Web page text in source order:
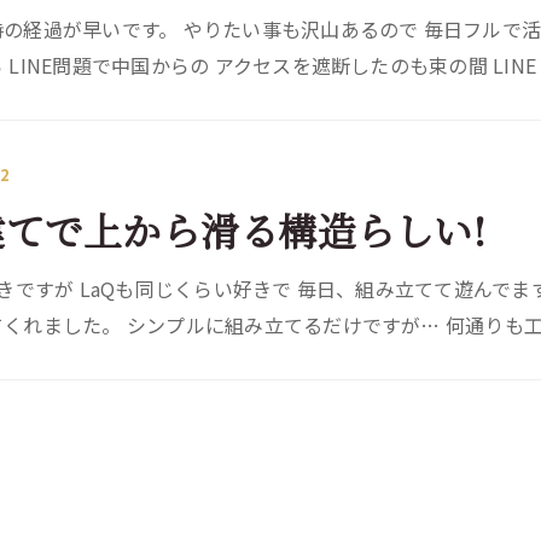
経過が早いです。 やりたい事も沢山あるので 毎日フルで
LINE問題で中国からの アクセスを遮断したのも束の間
で上から滑る構造らしい!
ですが LaQも同じくらい好きで 毎日、組み立てて遊んで
れました。 シンプルに組み立てるだけですが… 何通りも